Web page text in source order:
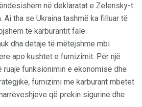
në deklaratat e Zelensky-t
Ai tha se Ukraina tashmë ka filluar të
të karburantit falë
dha detaje të mëtejshme mbi
apo kushtet e furnizimit. Për një
ruajë funksionimin e ekonomisë dhe
furnizimi me karburant mbetet
që prekin sigurinë dhe